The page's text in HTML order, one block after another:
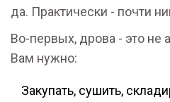
да. Практически - почти
Во-первых, дрова - это не
Вам нужно:
Закупать, сушить,